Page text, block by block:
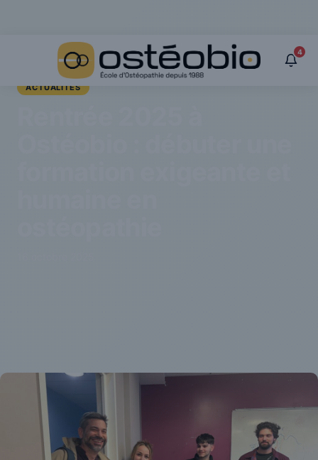
4
Rentrée 2025 à Ostéobio : débuter une formation exigeante et
humaine en ostéopathie
ACTUALITÉS